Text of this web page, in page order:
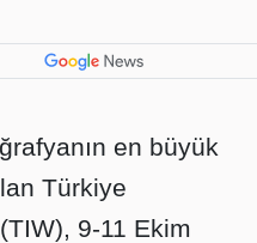
en büyük
Türkiye
9-11 Ekim